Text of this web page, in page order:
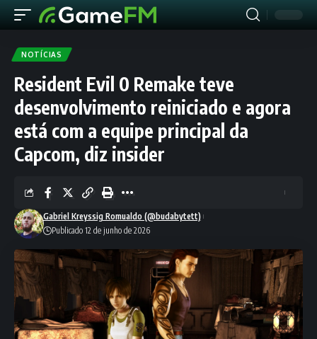
NOTÍCIAS
Resident Evil 0 Remake teve
desenvolvimento reiniciado e agora
está com a equipe principal da
Capcom, diz insider
Gabriel Kreyssig Romualdo (@budabytett)
Publicado 12 de junho de 2026